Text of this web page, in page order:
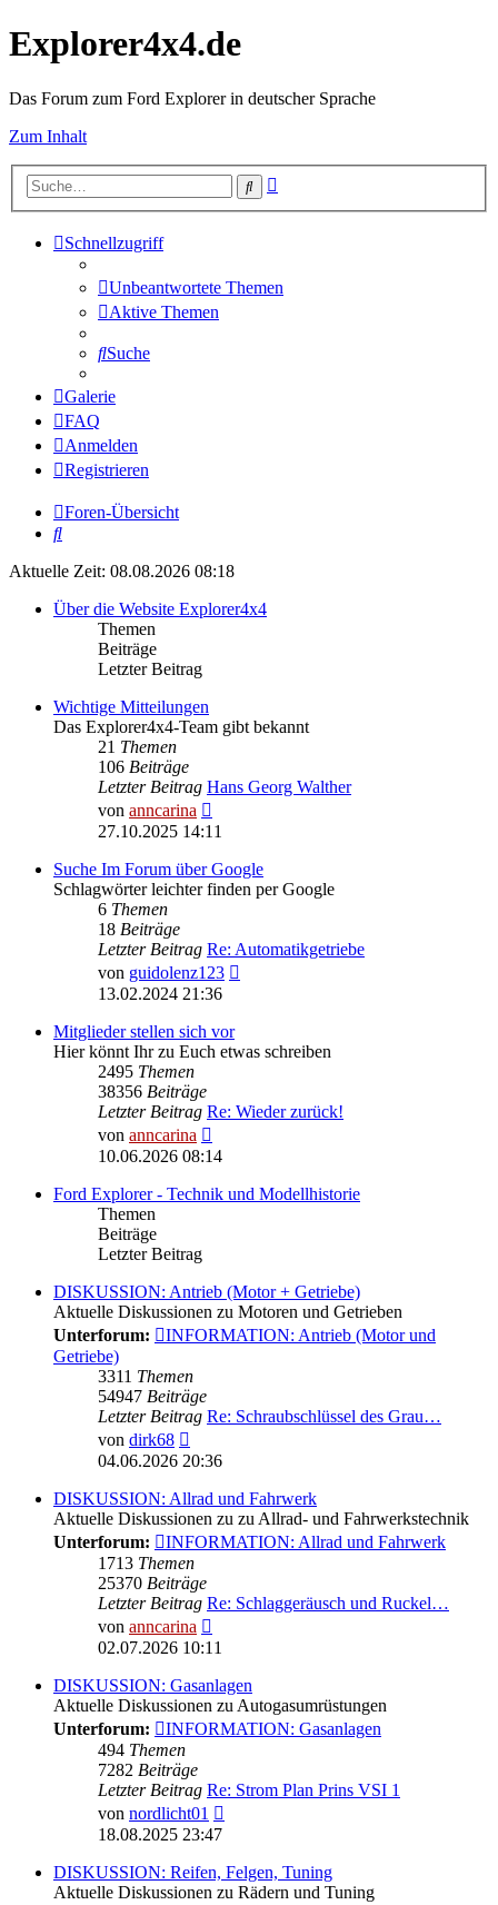
Explorer4x4.de
Das Forum zum Ford Explorer in deutscher Sprache
Zum Inhalt
Suche
Schnellzugriff
Unbeantwortete Themen
Aktive Themen
Suche
Galerie
FAQ
Anmelden
Registrieren
Foren-Übersicht
Suche
Aktuelle Zeit: 08.08.2026 08:18
Über die Website Explorer4x4
Themen
Beiträge
Letzter Beitrag
Wichtige Mitteilungen
Das Explorer4x4-Team gibt bekannt
21 Themen
106 Beiträge
Letzter Beitrag Hans Georg Walther
von anncarina
Beitrag
27.10.2025 14:11
Suche Im Forum über Google
Schlagwörter leichter finden per Google
6 Themen
18 Beiträge
Letzter Beitrag Re: Automatikgetriebe
von guidolenz123
13.02.2024 21:36
Mitglieder stellen sich vor
Hier könnt Ihr zu Euch etwas schreiben
2495 Themen
38356 Beiträge
Letzter Beitrag Re: Wieder zurück!
von anncarina
Beitrag
10.06.2026 08:14
Ford Explorer - Technik und Modellhistorie
Themen
Beiträge
Letzter Beitrag
DISKUSSION: Antrieb (Motor + Getriebe)
Aktuelle Diskussionen zu Motoren und Getrieben
Unterforum:
INFORMATION: Antrieb (Motor und
Getriebe)
3311 Themen
54947 Beiträge
Letzter Beitrag Re: Schraubschlüssel des Grau…
von dirk68
Beitrag
04.06.2026 20:36
DISKUSSION: Allrad und Fahrwerk
Aktuelle Diskussionen zu zu Allrad- und Fahrwerkstechnik
Unterforum:
INFORMATION: Allrad und Fahrwerk
1713 Themen
25370 Beiträge
Letzter Beitrag Re: Schlaggeräusch und Ruckel…
von anncarina
Beitrag
02.07.2026 10:11
DISKUSSION: Gasanlagen
Aktuelle Diskussionen zu Autogasumrüstungen
Unterforum:
INFORMATION: Gasanlagen
494 Themen
7282 Beiträge
Letzter Beitrag Re: Strom Plan Prins VSI 1
von nordlicht01
18.08.2025 23:47
DISKUSSION: Reifen, Felgen, Tuning
Aktuelle Diskussionen zu Rädern und Tuning